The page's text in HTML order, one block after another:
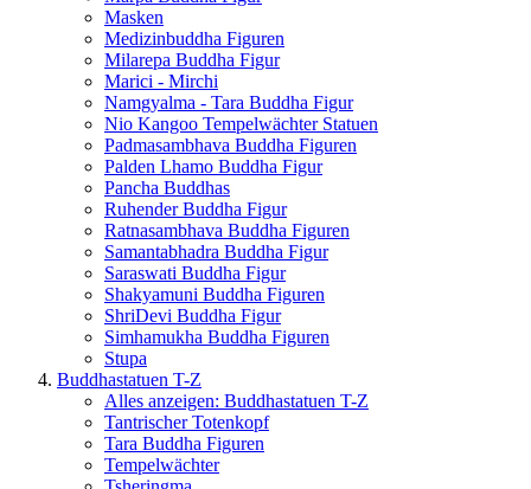
Masken
Medizinbuddha Figuren
Milarepa Buddha Figur
Marici - Mirchi
Namgyalma - Tara Buddha Figur
Nio Kangoo Tempelwächter Statuen
Padmasambhava Buddha Figuren
Palden Lhamo Buddha Figur
Pancha Buddhas
Ruhender Buddha Figur
Ratnasambhava Buddha Figuren
Samantabhadra Buddha Figur
Saraswati Buddha Figur
Shakyamuni Buddha Figuren
ShriDevi Buddha Figur
Simhamukha Buddha Figuren
Stupa
Buddhastatuen T-Z
Alles anzeigen: Buddhastatuen T-Z
Tantrischer Totenkopf
Tara Buddha Figuren
Tempelwächter